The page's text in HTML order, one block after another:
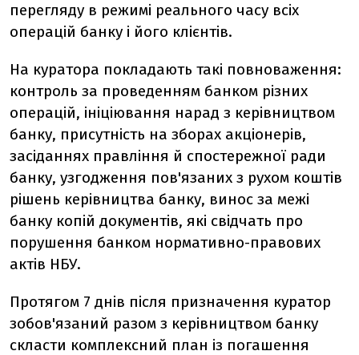
перегляду в режимі реального часу всіх
операцій банку і його клієнтів.
На куратора покладають такі повноваження:
контроль за проведенням банком різних
операцій, ініціювання нарад з керівництвом
банку, присутність на зборах акціонерів,
засіданнях правління й спостережної ради
банку, узгодження пов'язаних з рухом коштів
рішень керівництва банку, винос за межі
банку копій документів, які свідчать про
порушення банком нормативно-правових
актів НБУ.
Протягом 7 днів після призначення куратор
зобов'язаний разом з керівництвом банку
скласти комплексний план із погашення